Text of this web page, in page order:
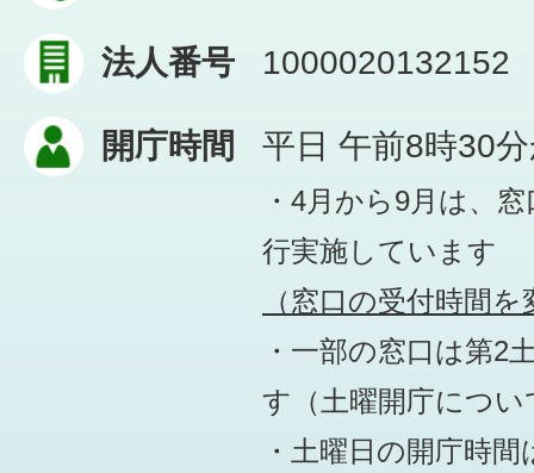
法人番号 1000020132152
開庁時間 平日 午前8時30
・4月から9月は、
行実施しています
（窓口の受付時間
・一部の窓口は第2
す （土曜開庁につ
・土曜日の開庁時